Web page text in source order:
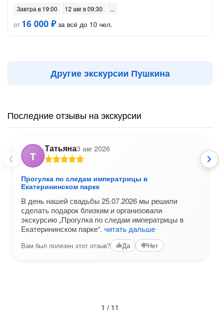
Завтра в 19:00
12 авг в 09:30
от 16 000 ₽за всё до 10 чел.
Другие экскурсии Пушкина
Последние отзывы на экскурсии
Т
Татьяна3 авг 2026
Прогулка по следам императрицы в
Екатерининском парке
В день нашей свадьбы 25.07.2026 мы решили
сделать подарок близким и организовали
экскурсию „Прогулка по следам императрицы в
Екатерининском парке“. читать дальше
Вам был полезен этот отзыв? Да Нет
1 / 11